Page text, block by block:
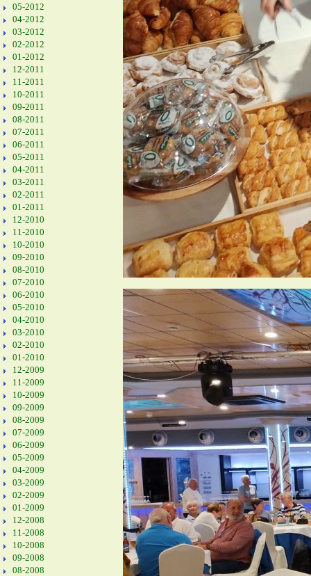
05-2012
04-2012
03-2012
02-2012
01-2012
12-2011
11-2011
10-2011
09-2011
08-2011
07-2011
06-2011
05-2011
04-2011
03-2011
02-2011
01-2011
12-2010
11-2010
10-2010
09-2010
08-2010
07-2010
06-2010
05-2010
04-2010
03-2010
02-2010
01-2010
12-2009
11-2009
10-2009
09-2009
08-2009
07-2009
06-2009
05-2009
04-2009
03-2009
02-2009
01-2009
12-2008
11-2008
10-2008
09-2008
08-2008